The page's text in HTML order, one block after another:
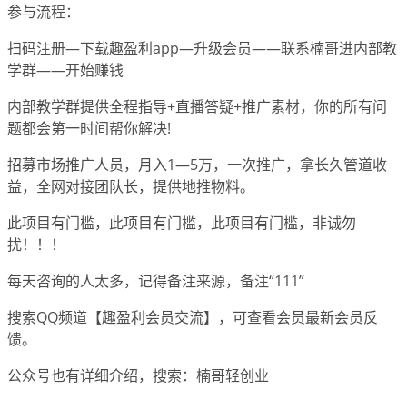
参与流程：
扫码注册—下载趣盈利app—升级会员——联系楠哥进内部教
学群——开始赚钱
内部教学群提供全程指导+直播答疑+推广素材，你的所有问
题都会第一时间帮你解决!
招募市场推广人员，月入1—5万，一次推广，拿长久管道收
益，全网对接团队长，提供地推物料。
此项目有门槛，此项目有门槛，此项目有门槛，非诚勿
扰！！！
每天咨询的人太多，记得备注来源，备注“111”
搜索QQ频道【趣盈利会员交流】，可查看会员最新会员反
馈。
公众号也有详细介绍，搜索：楠哥轻创业